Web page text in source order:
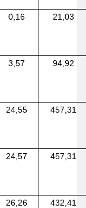
0,16 21,03
3,57 94,92
24,55 457,31
24,57 457,31
26,26 432,41